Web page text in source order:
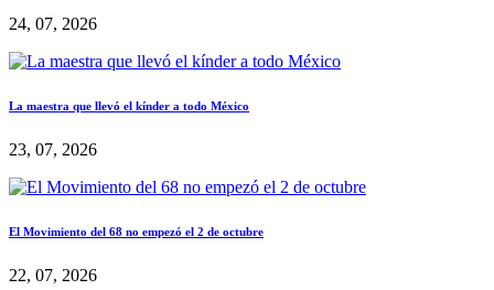
24, 07, 2026
La maestra que llevó el kínder a todo México
23, 07, 2026
El Movimiento del 68 no empezó el 2 de octubre
22, 07, 2026